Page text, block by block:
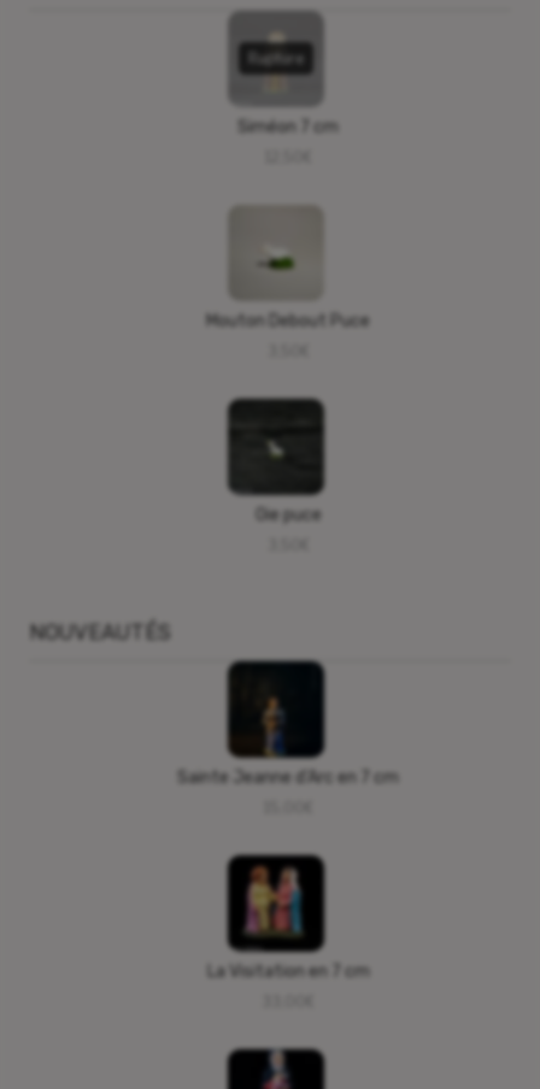
Rupture
Siméon 7 cm
Mouton Debout Puce
Oie puce
NOUVEAUTÉS
Sainte Jeanne d’Arc en 7 cm
La Visitation en 7 cm